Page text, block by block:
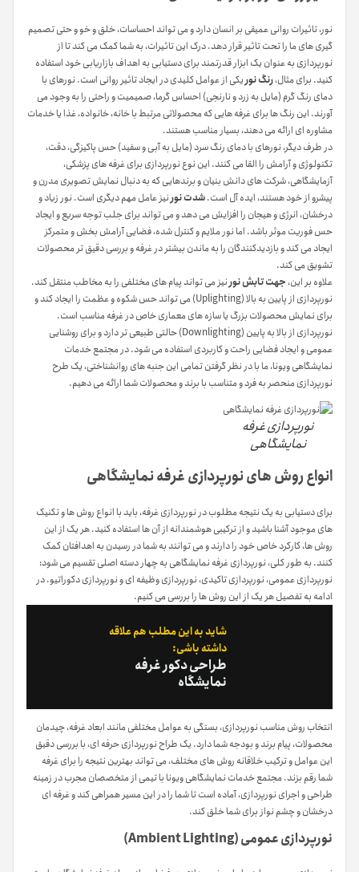
نور، تاثیرات روانی عمیقی بر انسان دارد و می تواند احساسات، خلق و خو و حتی تصمیم
گیری های ما را تحت تاثیر قرار دهد. درک این تاثیرات، به شما کمک می کند تا از
نورپردازی به عنوان یک ابزار قدرتمند برای دستیابی به اهداف بازاریابی خود استفاده
کنید. برای مثال،رنگ نوریکی از عوامل کلیدی در ایجاد تاثیر روانی است. نورهای با
دمای رنگ گرم (مایل به زرد و نارنجی) احساس گرما، صمیمیت و راحتی را به وجود می
آورند. این رنگ ها برای غرفه هایی که محصولاتی مرتبط با خانه، خانواده، غذا یا خدمات
مشاوره ای ارائه می دهند، بسیار مناسب هستند.
در طرف دیگر، نورهای با دمای رنگ سرد (مایل به آبی و سفید) حس پاکیزگی، دقت،
تکنولوژی و آرامش را القا می کنند. این نوع نورپردازی برای غرفه های پزشکی،
آزمایشگاهی، شرکت های دانش بنیان و برندهایی که به دنبال نمایش تصویری مدرن و
پیشرو از خود هستند، ایده آل است.شدت نورنیز عامل مهم دیگری است. نور زیاد و
درخشان، انرژی و هیجان را افزایش می دهد و می تواند برای جلب توجه سریع و ایجاد
حس فوریت موثر باشد. اما نور ملایم و کنترل شده، فضایی آرامش بخش و متمرکز
ایجاد می کند و بازدیدکنندگان را به ماندن بیشتر در غرفه و بررسی دقیق تر محصولات
تشویق می کند.
علاوه بر این، جهت تابش نورنیز می تواند پیام های مختلفی را به مخاطب منتقل کند.
نورپردازی از پایین به بالا (Uplighting) می تواند حس شکوه و عظمت را ایجاد کند و
برای نمایش محصولات بزرگ یا سازه های معماری خاص در غرفه مناسب است.
نورپردازی از بالا به پایین (Downlighting) حالتی طبیعی تر دارد و برای روشنایی
عمومی و ایجاد فضایی راحت و کاربردی استفاده می شود. در مجتمع خدمات
نمایشگاهی ویونا، ما با در نظر گرفتن تمامی این جنبه های روانشناختی، یک طرح
نورپردازی منحصر به فرد و متناسب با برند و محصولات شما ارائه می دهیم.
نورپردازی غرفه
نمایشگاهی
انواع روش های نورپردازی غرفه نمایشگاهی
برای دستیابی به یک نتیجه مطلوب در نورپردازی غرفه، باید با انواع روش ها و تکنیک
های موجود آشنا باشید و از ترکیبی هوشمندانه از آن ها استفاده کنید. هر یک از این
روش ها، کارکرد خاص خود را دارند و می توانند به شما در رسیدن به اهدافتان کمک
کنند. به طور کلی، نورپردازی غرفه نمایشگاهی به چهار دسته اصلی تقسیم می شود:
نورپردازی عمومی، نورپردازی تاکیدی، نورپردازی وظیفه ای و نورپردازی دکوراتیو. در
ادامه به تفصیل هر یک از این روش ها را بررسی می کنیم.
شاید به این مطلب هم علاقه
داشته باشی:
طراحی دکور غرفه
نمایشگاه
انتخاب روش مناسب نورپردازی، بستگی به عوامل مختلفی مانند ابعاد غرفه، چیدمان
محصولات، پیام برند و بودجه شما دارد. یک طراح نورپردازی حرفه ای، با بررسی دقیق
این عوامل و ترکیب خلاقانه روش های مختلف، می تواند بهترین نتیجه را برای غرفه
شما رقم بزند. مجتمع خدمات نمایشگاهی ویونا با تیمی از متخصصان مجرب در زمینه
طراحی و اجرای نورپردازی، آماده است تا شما را در این مسیر همراهی کند و غرفه ای
درخشان و چشم نواز برای شما خلق کند.
نورپردازی عمومی (Ambient Lighting)